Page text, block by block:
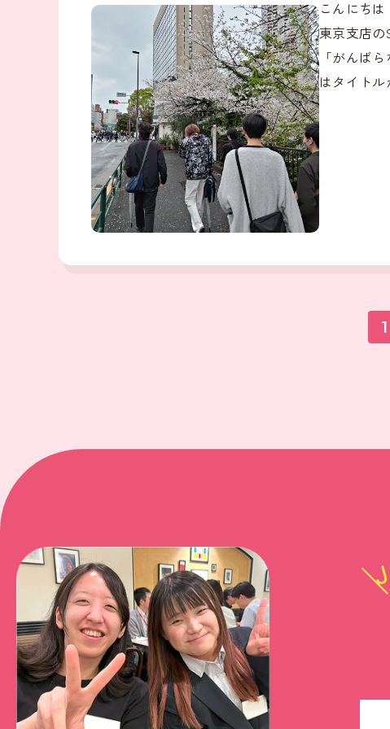
こんにち
東京支店の
「がんば
はタイト
1